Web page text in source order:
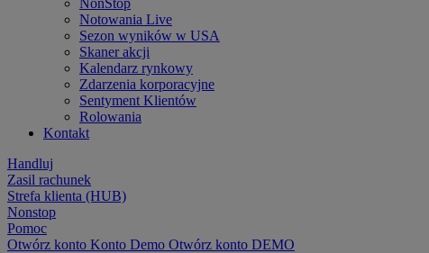
NonStop
Notowania Live
Sezon wyników w USA
Skaner akcji
Kalendarz rynkowy
Zdarzenia korporacyjne
Sentyment Klientów
Rolowania
Kontakt
Handluj
Zasil rachunek
Strefa klienta (HUB)
Nonstop
Pomoc
Otwórz konto Konto Demo Otwórz konto DEMO